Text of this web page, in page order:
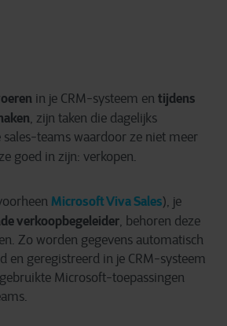
in je CRM-systeem en tijdens
, zijn taken die dagelijks
teams waardoor ze niet meer
goed in zijn: verkopen.
Microsoft Viva Sales), je
verkoopbegeleider, behoren deze
Zo worden gegevens automatisch
en geregistreerd in je CRM-systeem
Microsoft-toepassingen